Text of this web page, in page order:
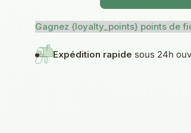
Gagnez {loyalty_points} points de
Expédition rapidesous 24h